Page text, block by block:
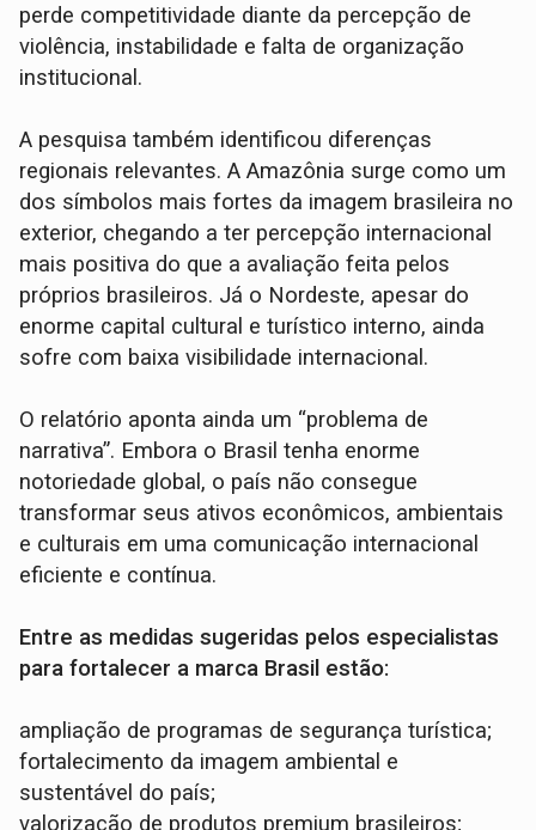
perde competitividade diante da percepção de
violência, instabilidade e falta de organização
institucional.
A pesquisa também identificou diferenças
regionais relevantes. A Amazônia surge como um
dos símbolos mais fortes da imagem brasileira no
exterior, chegando a ter percepção internacional
mais positiva do que a avaliação feita pelos
próprios brasileiros. Já o Nordeste, apesar do
enorme capital cultural e turístico interno, ainda
sofre com baixa visibilidade internacional.
O relatório aponta ainda um “problema de
narrativa”. Embora o Brasil tenha enorme
notoriedade global, o país não consegue
transformar seus ativos econômicos, ambientais
e culturais em uma comunicação internacional
eficiente e contínua.
Entre as medidas sugeridas pelos especialistas
para fortalecer a marca Brasil estão:
ampliação de programas de segurança turística;
fortalecimento da imagem ambiental e
sustentável do país;
valorização de produtos premium brasileiros;